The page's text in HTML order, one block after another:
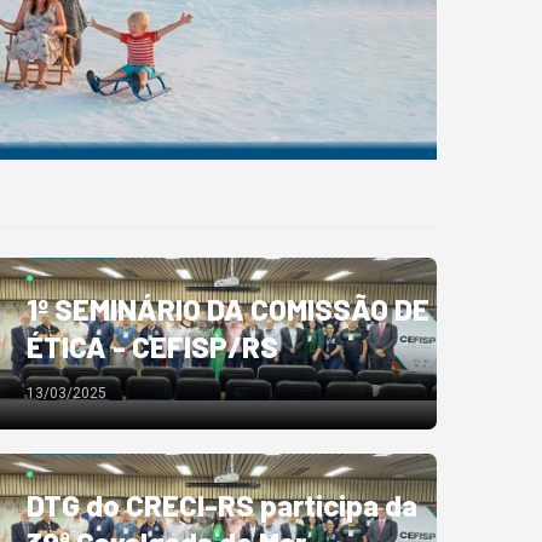
1º SEMINÁRIO DA COMISSÃO DE
ÉTICA - CEFISP/RS
13/03/2025
DTG do CRECI-RS participa da